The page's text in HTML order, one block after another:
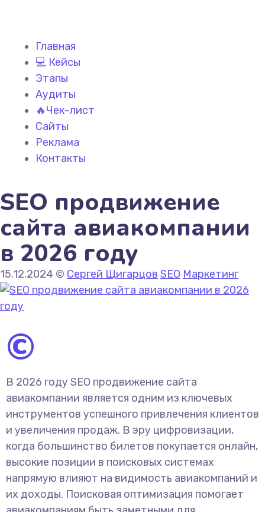
Главная
💻 Кейсы
Этапы
Аудиты
🔥Чек-лист
Сайты
Реклама
Контакты
SEO продвижение
сайта авиакомпании
в 2026 году
15.12.2024 © Сергей Щигарцов SEO Маркетинг
©
В 2026 году SEO продвижение сайта
авиакомпании является одним из ключевых
инструментов успешного привлечения клиентов
и увеличения продаж. В эру цифровизации,
когда большинство билетов покупается онлайн,
высокие позиции в поисковых системах
напрямую влияют на видимость авиакомпаний и
их доходы. Поисковая оптимизация помогает